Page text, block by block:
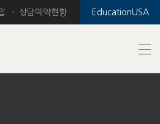
EducationUSA
상담예약현황